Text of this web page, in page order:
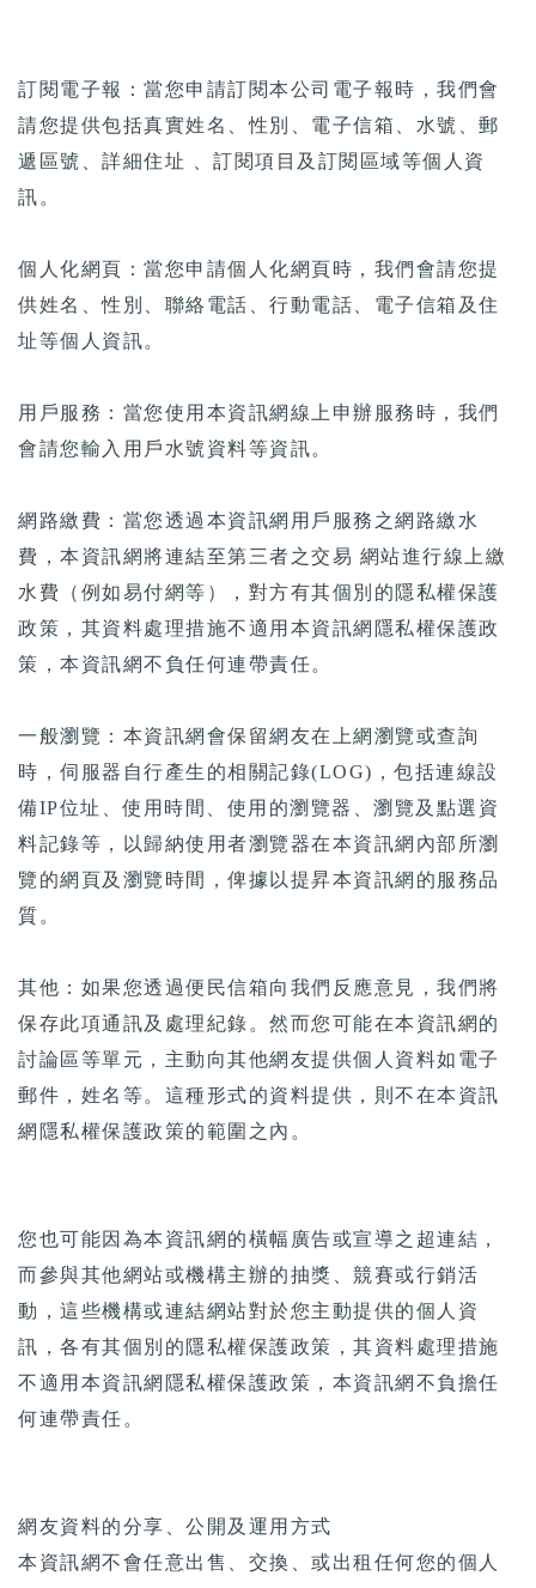
訂閱電子報：當您申請訂閱本公司電子報時，我們會
請您提供包括真實姓名、性別、電子信箱、水號、郵
遞區號、詳細住址 、訂閱項目及訂閱區域等個人資
訊。
個人化網頁：當您申請個人化網頁時，我們會請您提
供姓名、性別、聯絡電話、行動電話、電子信箱及住
址等個人資訊。
用戶服務：當您使用本資訊網線上申辦服務時，我們
會請您輸入用戶水號資料等資訊。
網路繳費：當您透過本資訊網用戶服務之網路繳水
費，本資訊網將連結至第三者之交易 網站進行線上繳
水費（例如易付網等），對方有其個別的隱私權保護
政策，其資料處理措施不適用本資訊網隱私權保護政
策，本資訊網不負任何連帶責任。
一般瀏覽：本資訊網會保留網友在上網瀏覽或查詢
時，伺服器自行產生的相關記錄(LOG)，包括連線設
備IP位址、使用時間、使用的瀏覽器、瀏覽及點選資
料記錄等，以歸納使用者瀏覽器在本資訊網內部所瀏
覽的網頁及瀏覽時間，俾據以提昇本資訊網的服務品
質。
其他：如果您透過便民信箱向我們反應意見，我們將
保存此項通訊及處理紀錄。然而您可能在本資訊網的
討論區等單元，主動向其他網友提供個人資料如電子
郵件，姓名等。這種形式的資料提供，則不在本資訊
網隱私權保護政策的範圍之內。
您也可能因為本資訊網的橫幅廣告或宣導之超連結，
而參與其他網站或機構主辦的抽獎、競賽或行銷活
動，這些機構或連結網站對於您主動提供的個人資
訊，各有其個別的隱私權保護政策，其資料處理措施
不適用本資訊網隱私權保護政策，本資訊網不負擔任
何連帶責任。
網友資料的分享、公開及運用方式
本資訊網不會任意出售、交換、或出租任何您的個人